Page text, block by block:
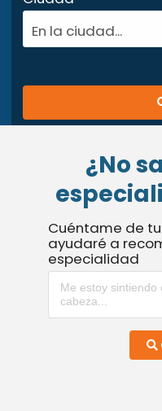
En la ciudad...
¿No
Cuéntame de
ayudaré a
especialidad